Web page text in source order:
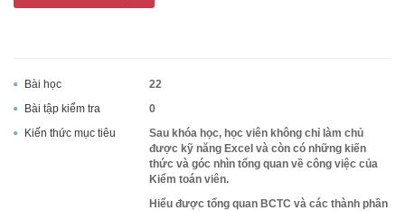
MOS
Bài học
22
Bài tập kiểm tra
0
Kiến thức mục tiêu
Sau khóa học, học viên không chỉ làm chủ
được kỹ năng Excel và còn có những kiến
thức và góc nhìn tổng quan về công việc của
Kiểm toán viên.
Hiểu được tổng quan BCTC và các thành phần